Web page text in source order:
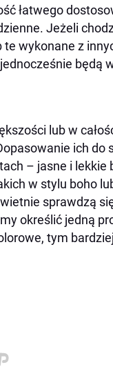
łatwego
Jeżeli
te wykonane z
będą
lub w
ich do
– jasne i lekkie
w stylu boho
sprawdzą
określić jedną
tym